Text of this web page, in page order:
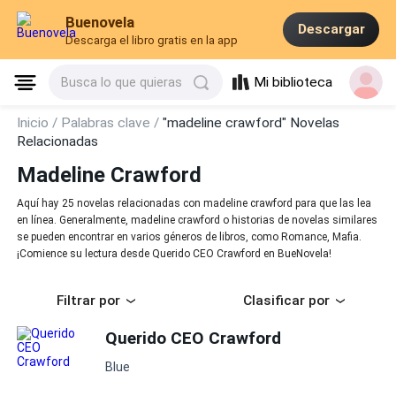
Buenovela
Descarga el libro gratis en la app
Descargar
Busca lo que quieras Mi biblioteca
Inicio / Palabras clave /"madeline crawford" Novelas
Relacionadas
Madeline Crawford
Aquí hay 25 novelas relacionadas con madeline crawford para que las lea
en línea. Generalmente, madeline crawford o historias de novelas similares
se pueden encontrar en varios géneros de libros, como Romance, Mafia.
¡Comience su lectura desde Querido CEO Crawford en BueNovela!
Filtrar por Clasificar por
Querido CEO Crawford
Blue